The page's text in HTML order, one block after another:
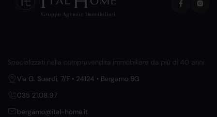
Specializzati nella compravendita immobiliare da più di 40 anni.
Via G. Suardi, 7/F • 24124 • Bergamo BG
035 21.08.97
bergamo@ital-home.it